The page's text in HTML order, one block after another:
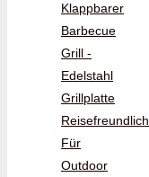
Klappbarer
Barbecue
Grill -
Edelstahl
Grillplatte
Reisefreundlich
Für
Outdoor